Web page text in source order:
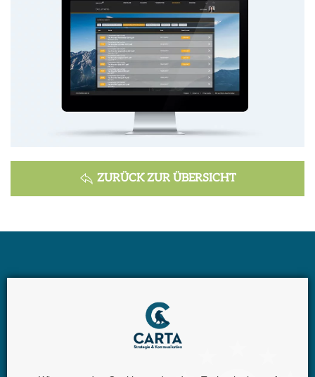
ZURÜCK ZUR ÜBERSICHT